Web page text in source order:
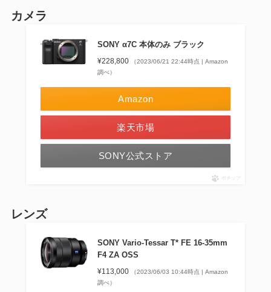
カメラ
SONY α7C 本体のみ ブラック
¥228,800
（2023/06/21 22:44時点 | Amazon
調べ）
Amazon
楽天市場
SONY公式ストア
ポチップ
レンズ
SONY Vario-Tessar T* FE 16-35mm
F4 ZA OSS
¥113,000
（2023/06/03 10:44時点 | Amazon
調べ）